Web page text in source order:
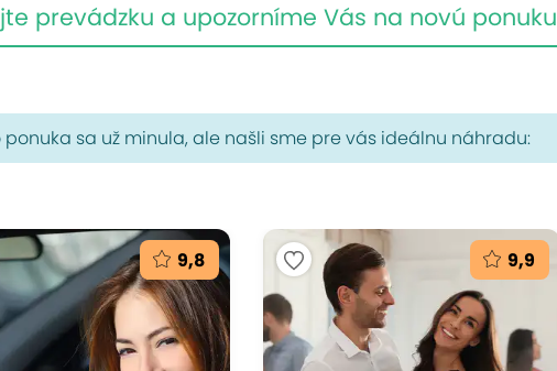
prevádzku a upozorníme Vás na novú ponuku
ponuka sa už minula, ale našli sme pre vás ideálnu náhradu:
9,8 9,9